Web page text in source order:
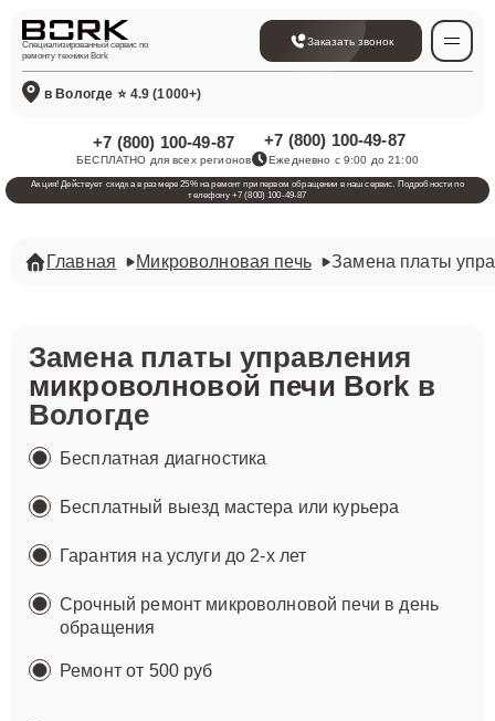
Специализированный сервис по
ремонту техники Bork
Заказать звонок
в Вологде ⭐ 4.9 (1000+)
+7 (800) 100-49-87
БЕСПЛАТНО для всех регионов
+7 (800) 100-49-87
Ежедневно с 9:00 до 21:00
Акция! Действует скидка в размере 25% на ремонт при первом обращении в наш сервис. Подробности по
телефону +7 (800) 100-49-87
Главная Микроволновая печь Замена платы
Замена платы управления
микроволновой печи Borkв
Вологде
Бесплатная диагностика
Бесплатный выезд мастера или курьера
Гарантия на услуги до 2-х лет
Срочный ремонт микроволновой печи в день
обращения
Ремонтот 500 руб